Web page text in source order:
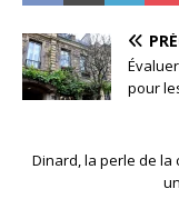
pour
Dinard, la perle de la